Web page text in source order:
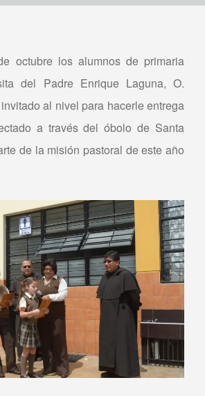
octubre los alumnos de primaria
del Padre Enrique Laguna, O.
al nivel para hacerle entrega
a través del óbolo de Santa
de la misión pastoral de este año